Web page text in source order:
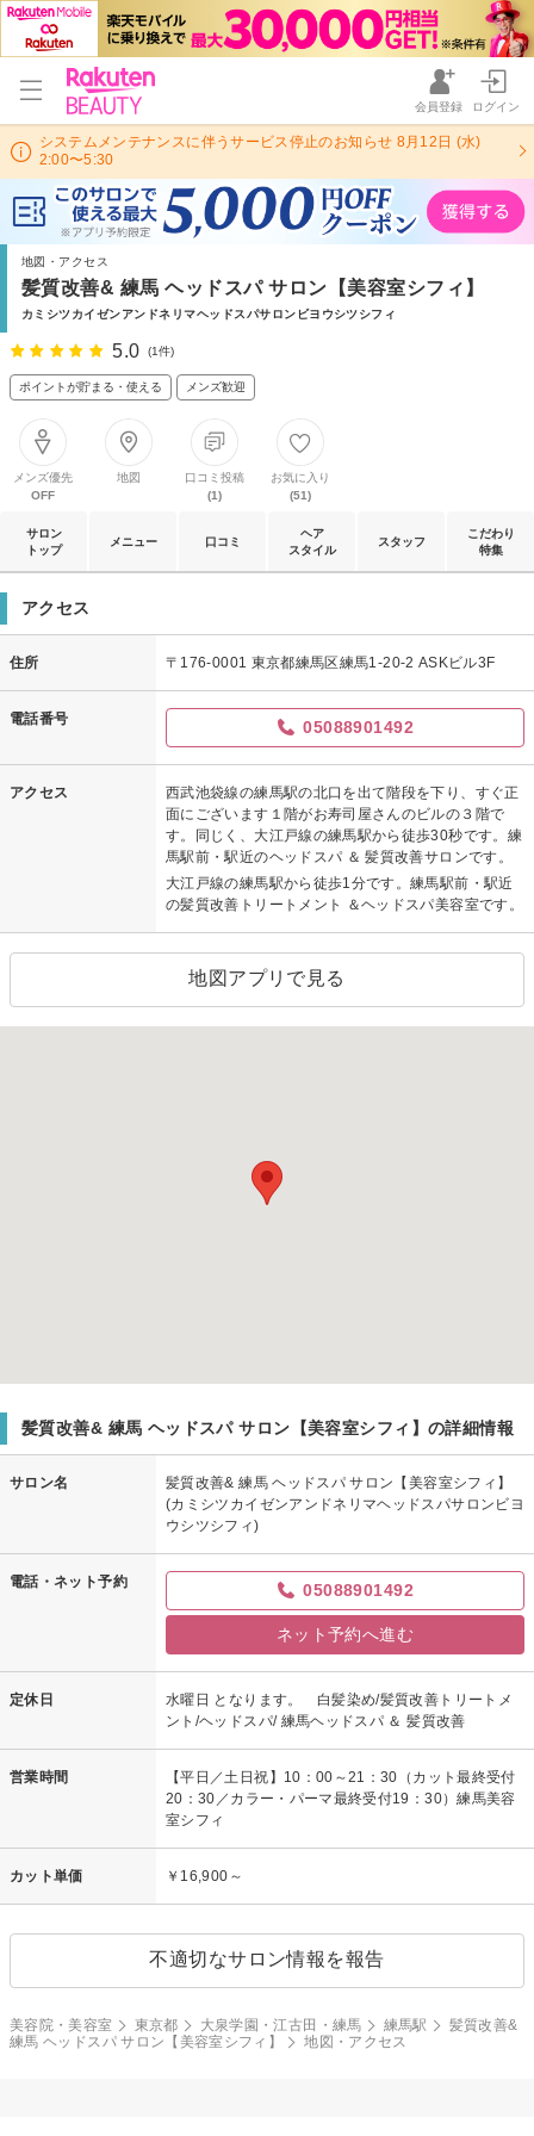
会員登録 ログイン
システムメンテナンスに伴うサービス停止のお知らせ 8月12日 (水)
2:00〜5:30
地図・アクセス
髪質改善& 練馬 ヘッドスパ サロン【美容室シフィ】
カミシツカイゼンアンドネリマヘッドスパサロンビヨウシツシフィ
5.0 (1件)
ポイントが貯まる・使える メンズ歓迎
メンズ優先
OFF
地図
口コミ投稿
(1)
お気に入り
(51)
サロン
トップ
メニュー 口コミ
ヘア
スタイル
スタッフ
こだわり
特集
アクセス
住所 〒176-0001 東京都練馬区練馬1-20-2 ASKビル3F
電話番号 05088901492
アクセス
西武池袋線の練馬駅の北口を出て階段を下り、すぐ正
面にございます１階がお寿司屋さんのビルの３階で
す。同じく、大江戸線の練馬駅から徒歩30秒です。練
馬駅前・駅近のヘッドスパ ＆ 髪質改善サロンです。
大江戸線の練馬駅から徒歩1分です。練馬駅前・駅近
の髪質改善トリートメント ＆ヘッドスパ美容室です。
地図アプリで見る
髪質改善& 練馬 ヘッドスパ サロン【美容室シフィ】の詳細情報
サロン名
髪質改善& 練馬 ヘッドスパ サロン【美容室シフィ】
(カミシツカイゼンアンドネリマヘッドスパサロンビヨ
ウシツシフィ)
電話・ネット予約 05088901492
ネット予約へ進む
定休日
水曜日 となります。 白髪染め/髪質改善トリートメ
ント/ヘッドスパ/ 練馬ヘッドスパ ＆ 髪質改善
営業時間
【平日／土日祝】10：00～21：30（カット最終受付
20：30／カラー・パーマ最終受付19：30）練馬美容
室シフィ
カット単価 ￥16,900～
不適切なサロン情報を報告
美容院・美容室 東京都 大泉学園・江古田・練馬 練馬駅
髪質改善&
練馬 ヘッドスパ サロン【美容室シフィ】
地図・アクセス